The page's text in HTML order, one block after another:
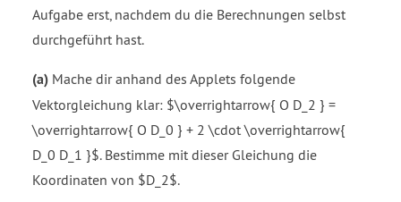
Aufgabe erst, nachdem du die Berechnungen selbst
durchgeführt hast.
(a) Mache dir anhand des Applets folgende
Vektorgleichung klar: $\overrightarrow{ O D_2 } =
\overrightarrow{ O D_0 } + 2 \cdot \overrightarrow{
D_0 D_1 }$. Bestimme mit dieser Gleichung die
Koordinaten von $D_2$.